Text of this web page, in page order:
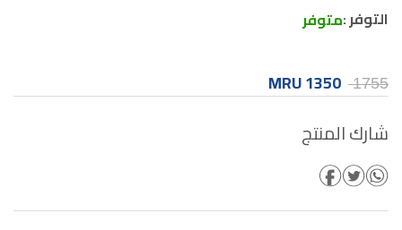
التوفر :متوفر
1755
1350 MRU
شارك المنتج